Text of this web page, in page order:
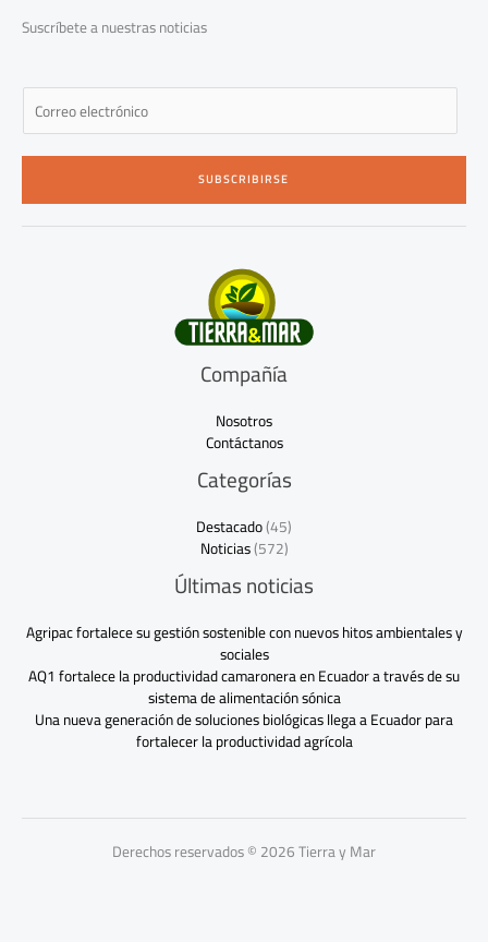
-
f
m
Suscríbete a nuestras noticias
E
a
i
*
SUBSCRIBIRSE
Compañía
Nosotros
Contáctanos
Categorías
Destacado(45)
Noticias(572)
Últimas noticias
Agripac fortalece su gestión sostenible con nuevos hitos ambientales y
sociales
AQ1 fortalece la productividad camaronera en Ecuador a través de su
sistema de alimentación sónica
Una nueva generación de soluciones biológicas llega a Ecuador para
fortalecer la productividad agrícola
Derechos reservados © 2026 Tierra y Mar